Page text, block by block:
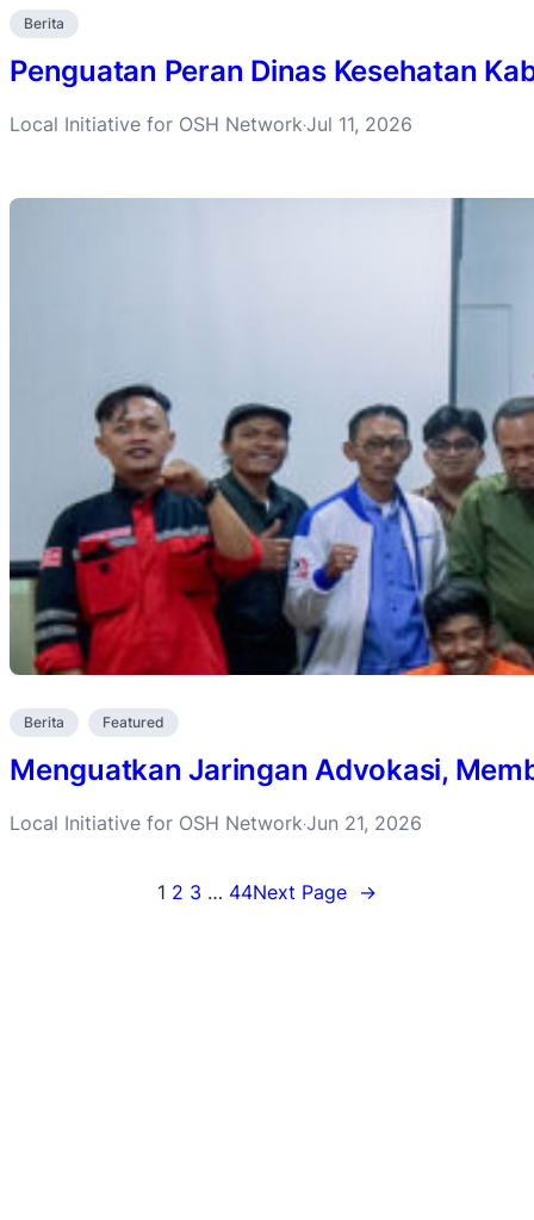
Berita
Penguatan Peran Dinas Kesehatan
Local Initiative for OSH Network·Jul 11, 2026
Berita Featured
Menguatkan Jaringan Advokasi,
Local Initiative for OSH Network·Jun 21, 2026
1 2 3 … 44Next Page →